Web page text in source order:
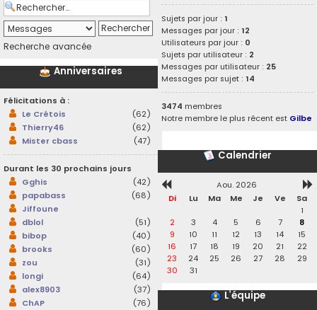
Recherche avancée
Anniversaires
Félicitations à :
Le Crétois
(62)
Thierry46
(62)
Mister cbass
(47)
Durant les 30 prochains jours
Gghis
(42)
papabass
(68)
Jiffoune
dblol
(51)
bibop
(40)
brooks
(60)
zou
(31)
longi
(64)
alex8903
(37)
ChAP
(76)
Sujets par jour :1
Messages par jour :12
Utilisateurs par jour : 0
Sujets par utilisateur : 2
Messages par utilisateur : 25
Messages par sujet :14
3474 membres
Notre membre le plus récent est Gilbe
Calendrier
Aou. 2026
Di
Lu Ma Me Je Ve
Sa
1
2
3 4 5 6 7
8
9
10 11 12 13 14
15
16
17 18 19 20 21
22
23
24 25 26 27 28
29
30
31
L’équipe